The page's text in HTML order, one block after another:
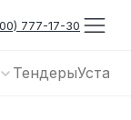
777-17-30
Тендеры